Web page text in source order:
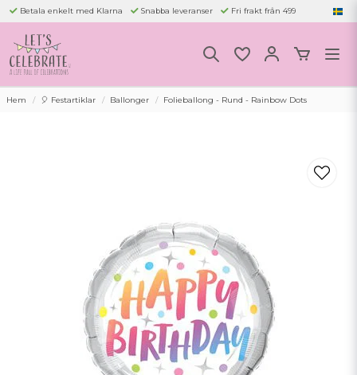
Betala enkelt med Klarna Snabba leveranser Fri frakt från 499
Hem 🎈 Festartiklar Ballonger Folieballong - Rund - Rainbow Dots